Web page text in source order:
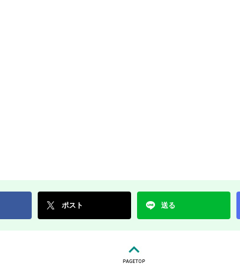
ポスト 送る